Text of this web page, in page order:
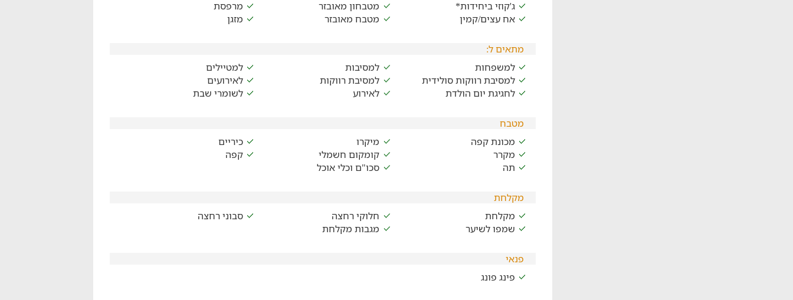
ג'קוזי ביחידות*
מטבחון מאובזר
מרפסת
אח עצים/קמין
מטבח מאובזר מזגן
מתאים ל:
למשפחות
למסיבות
למטיילים
למסיבת רווקות סולידית
למסיבת רווקות
לאירועים
לחגיגת יום הולדת
לאירוע לשומרי שבת
מטבח
מכונת קפה
מיקרו
כיריים
מקרר
קומקום חשמלי
קפה
תה
סכו"ם וכלי אוכל
מקלחת
מקלחת
חלוקי רחצה
סבוני רחצה
שמפו לשיער
מגבות מקלחת
פנאי
פינג פונג